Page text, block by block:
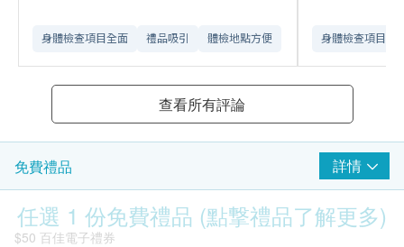
身體檢查項目全面 禮品吸引 體檢地點方便 身體檢查項目全
查看所有評論
免費禮品 詳情
任選 1 份免費禮品 (點撃禮品了解更多)
$50 百佳電子禮券